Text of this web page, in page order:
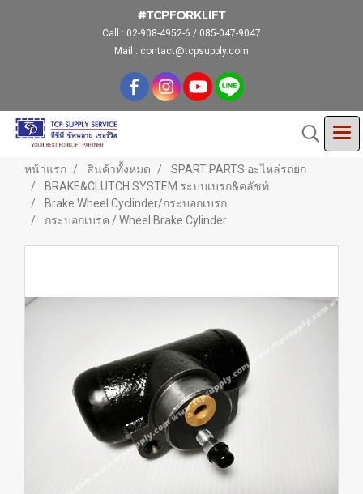
#TCPFORKLIFT
Call : 02-908-4952-6 / 085-047-9047
Mail : contact@tcpsupply.com
หน้าแรก สินค้าทั้งหมด
SPART PARTS อะไหล่รถยก
BRAKE&CLUTCH SYSTEM ระบบเบรก&คลัชท์
Brake Wheel Cyclinder/กระบอกเบรก
กระบอกเบรค / Wheel Brake Cylinder